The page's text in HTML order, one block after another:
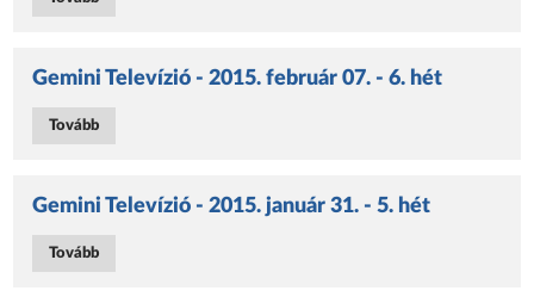
Gemini Televízió - 2015. február 07. - 6. hét
Tovább
Gemini Televízió - 2015. január 31. - 5. hét
Tovább